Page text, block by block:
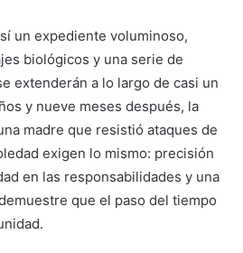
un expediente voluminoso,
biológicos y una serie de
extenderán a lo largo de casi un
y nueve meses después, la
madre que resistió ataques de
exigen lo mismo: precisión
en las responsabilidades y una
que el paso del tiempo